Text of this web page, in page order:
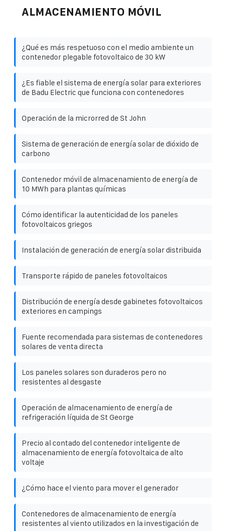
ALMACENAMIENTO MÓVIL
¿Qué es más respetuoso con el medio ambiente un
contenedor plegable fotovoltaico de 30 kW
¿Es fiable el sistema de energía solar para exteriores
de Badu Electric que funciona con contenedores
Operación de la microrred de St John
Sistema de generación de energía solar de dióxido de
carbono
Contenedor móvil de almacenamiento de energía de
10 MWh para plantas químicas
Cómo identificar la autenticidad de los paneles
fotovoltaicos griegos
Instalación de generación de energía solar distribuida
Transporte rápido de paneles fotovoltaicos
Distribución de energía desde gabinetes fotovoltaicos
exteriores en campings
Fuente recomendada para sistemas de contenedores
solares de venta directa
Los paneles solares son duraderos pero no
resistentes al desgaste
Operación de almacenamiento de energía de
refrigeración líquida de St George
Precio al contado del contenedor inteligente de
almacenamiento de energía fotovoltaica de alto
voltaje
¿Cómo hace el viento para mover el generador
Contenedores de almacenamiento de energía
resistentes al viento utilizados en la investigación de